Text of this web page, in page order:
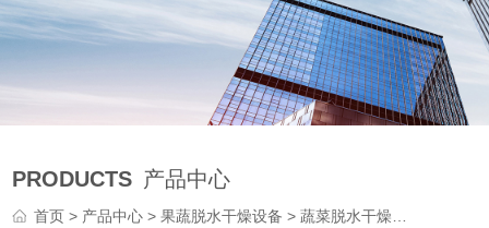
PRODUCTS 产品中心
首页> 产品中心 >果蔬脱水干燥设备 >蔬菜脱水干燥机